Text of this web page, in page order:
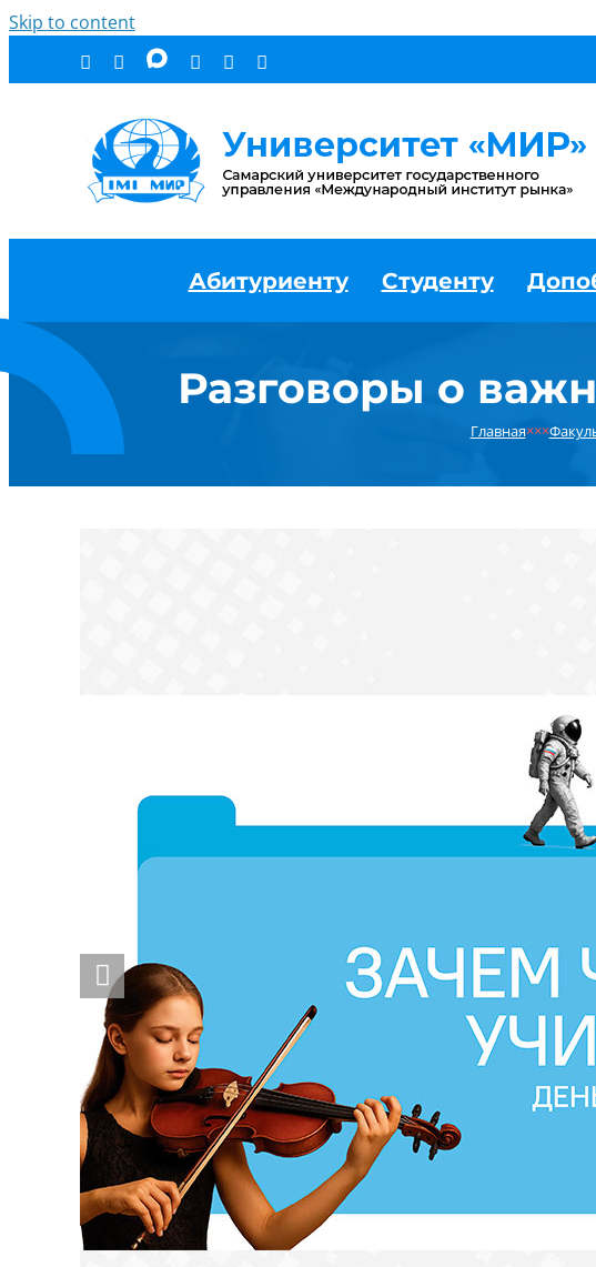
Skip to content
Абитуриенту Студенту
Разговоры о
Главная×××